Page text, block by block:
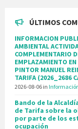
ÚLTIMOS
INFORMACION
AMBIENTAL
COMPLEMENTARIO
EMPLAZAMIENTO
PINTOR MANUEL
TARIFA (2026_2686
2026-08-06 in
Bando de la
de Tarifa sobre la
por parte de los
ocupación